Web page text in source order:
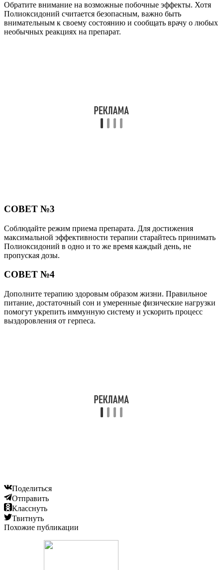
Обратите внимание на возможные побочные эффекты. Хотя
Полиоксидоний считается безопасным, важно быть
внимательным к своему состоянию и сообщать врачу о любых
необычных реакциях на препарат.
Твитнуть
Можно ли пить алкоголь при приеме кестина
Читайте также:
Добавить комментарий